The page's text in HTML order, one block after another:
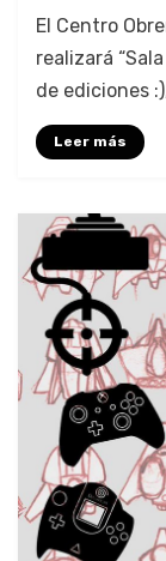
El Cen­tro
realizará
de edi­ciones
Leer más